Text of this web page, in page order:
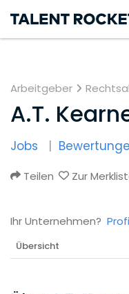
Arbeitgeber
A.T.
Jobs
Teilen Zur
Ihr Unternehmen?
Übersicht